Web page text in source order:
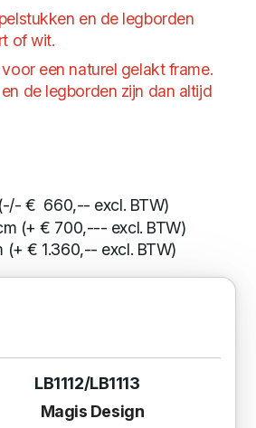
en de legborden
of wit.
een naturel gelakt frame.
de legborden zijn dan altijd
€ 660,-- excl. BTW)
(+ € 700,--- excl. BTW)
(+ € 1.360,-- excl. BTW)
LB1112/LB1113
Magis Design